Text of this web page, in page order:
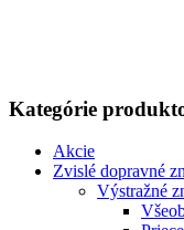
Kategórie
Akcie
Zvislé dopravné
Výstražné